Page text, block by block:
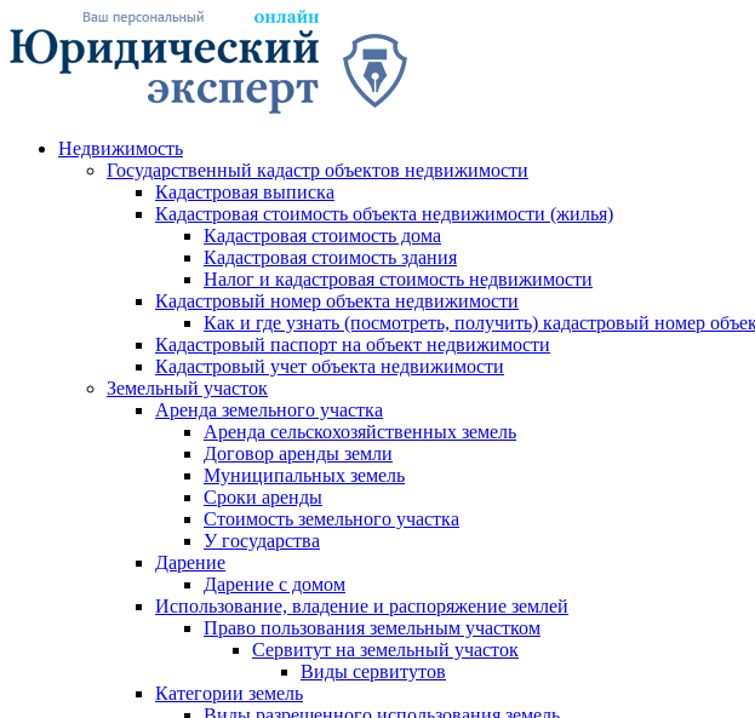
Недвижимость
Государственный кадастр объектов недвижимости
Кадастровая выписка
Кадастровая стоимость объекта недвижимости (жилья)
Кадастровая стоимость дома
Кадастровая стоимость здания
Налог и кадастровая стоимость недвижимости
Кадастровый номер объекта недвижимости
Как и где узнать (посмотреть, получить) кадастровый номер
Кадастровый паспорт на объект недвижимости
Кадастровый учет объекта недвижимости
Земельный участок
Аренда земельного участка
Аренда сельскохозяйственных земель
Договор аренды земли
Муниципальных земель
Сроки аренды
Стоимость земельного участка
У государства
Дарение
Дарение с домом
Использование, владение и распоряжение землей
Право пользования земельным участком
Сервитут на земельный участок
Виды сервитутов
Категории земель